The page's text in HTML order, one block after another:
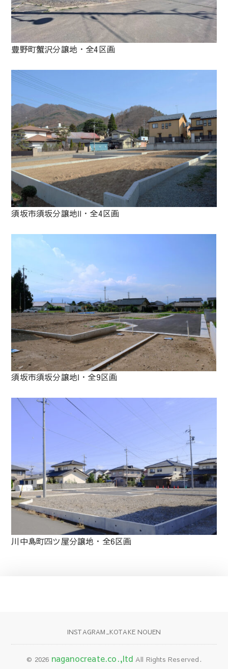
豊野町蟹沢分譲地・全4区画
須坂市須坂分譲地Ⅱ・全4区画
須坂市須坂分譲地Ⅰ・全9区画
川中島町四ツ屋分譲地・全6区画
INSTAGRAM_KOTAKE NOUEN
© 2026 naganocreate.co.,ltd All Rights Reserved.